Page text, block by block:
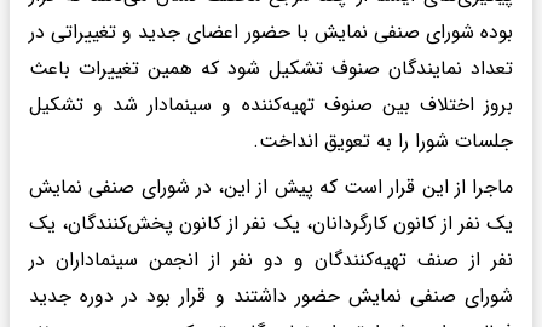
بوده شورای صنفی نمایش با حضور اعضای جدید و تغییراتی در
تعداد نمایندگان صنوف تشکیل شود که همین تغییرات باعث
بروز اختلاف‌ بین صنوف تهیه‌کننده و سینمادار شد و تشکیل
جلسات شورا را به تعویق انداخت.
ماجرا از این قرار است که پیش از این، در شورای صنفی نمایش
یک نفر از کانون کارگردانان، یک نفر از کانون پخش‌کنندگان، یک
نفر از صنف تهیه‌کنندگان و دو نفر از انجمن سینماداران در
شورای صنفی نمایش حضور داشتند و قرار بود در دوره جدید